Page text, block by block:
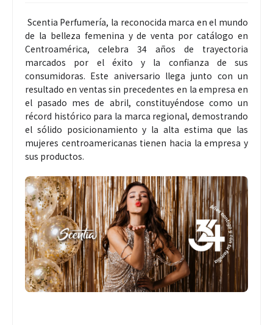
Scentia Perfumería, la reconocida marca en el mundo
de la belleza femenina y de venta por catálogo en
Centroamérica, celebra 34 años de trayectoria
marcados por el éxito y la confianza de sus
consumidoras. Este aniversario llega junto con un
resultado en ventas sin precedentes en la empresa en
el pasado mes de abril, constituyéndose como un
récord histórico para la marca regional, demostrando
el sólido posicionamiento y la alta estima que las
mujeres centroamericanas tienen hacia la empresa y
sus productos.